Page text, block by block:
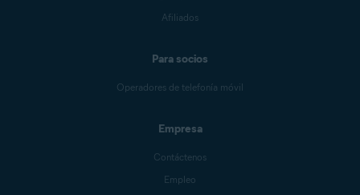
Afiliados
Para socios
Operadores de telefonía móvil
Empresa
Contáctenos
Empleo